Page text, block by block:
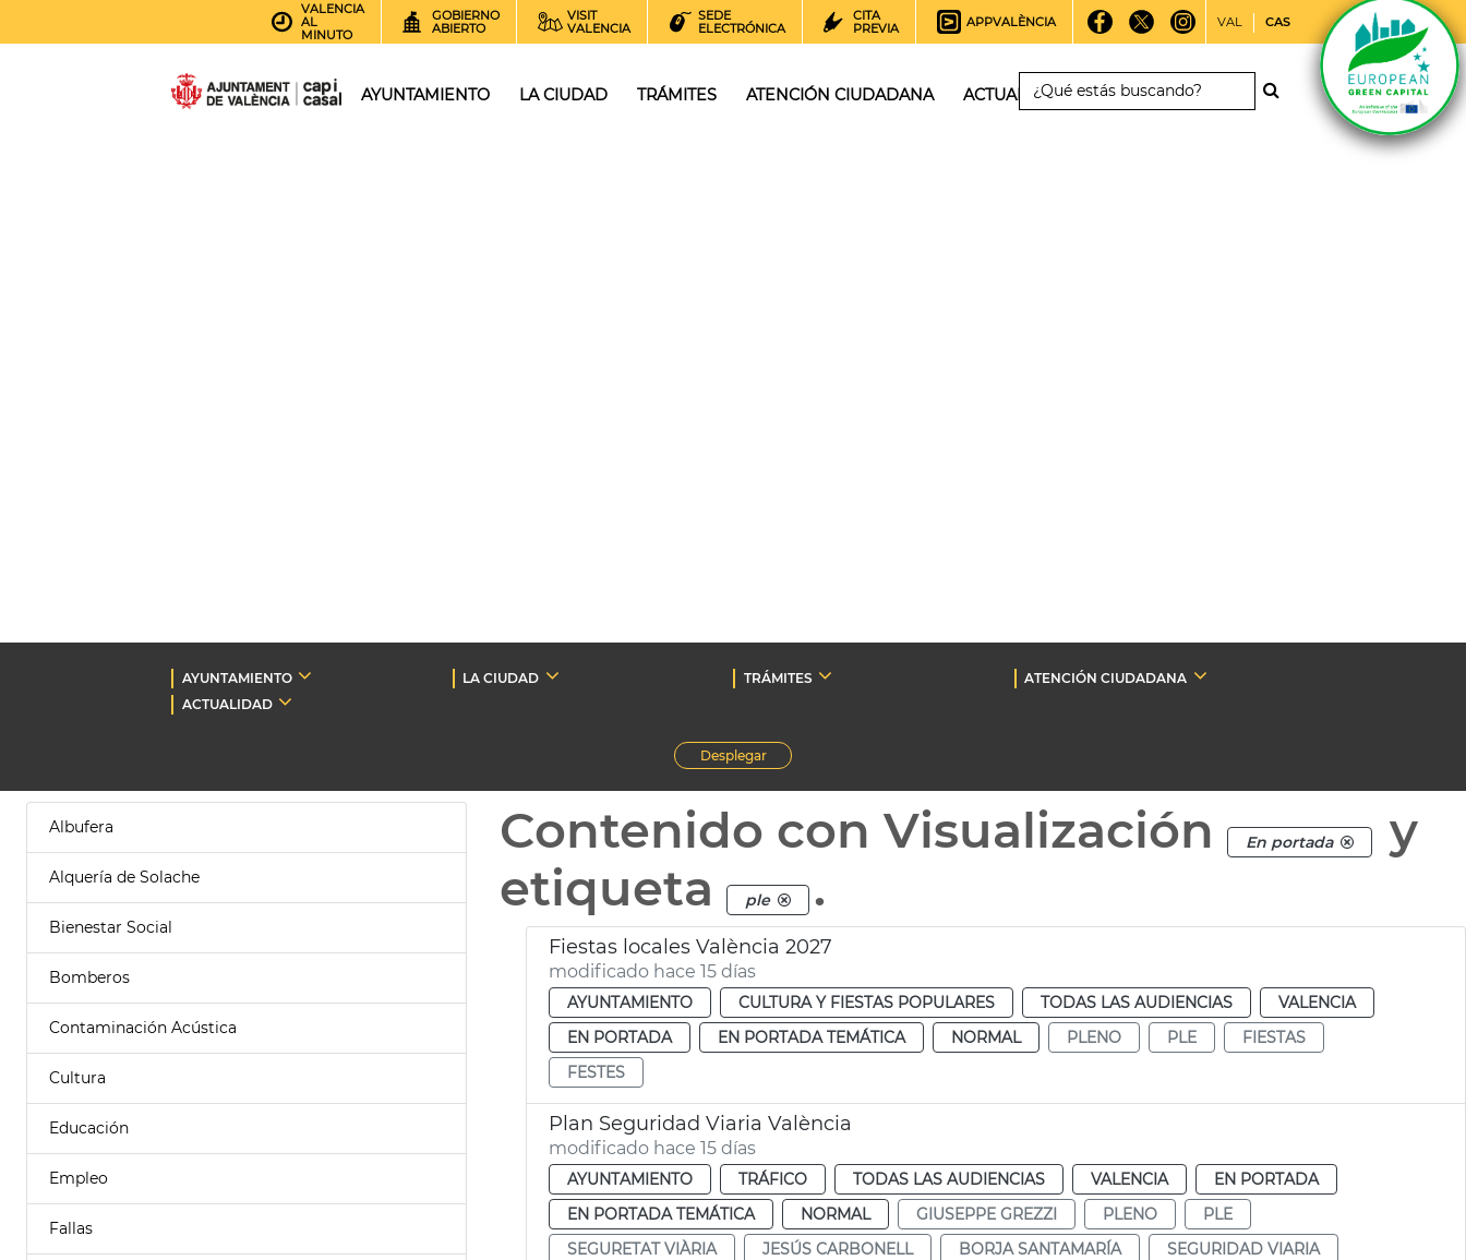
VALENCIA
AL
MINUTO
GOBIERNO
ABIERTO
VISIT
VALENCIA
SEDE
ELECTRÓNICA
CITA
PREVIA
APPVALÈNCIA VAL CAS
AYUNTAMIENTO LA CIUDAD TRÁMITES ATENCIÓN CIUDADANA ACTUALIDAD
AYUNTAMIENTO LA CIUDAD TRÁMITES
ATENCIÓN CIUDADANA
ACTUALIDAD
Desplegar
Albufera
Alquería de Solache
Bienestar Social
Bomberos
Contaminación Acústica
Cultura
Educación
Empleo
Fallas
Contenido con Visualización En portada
y
etiqueta
ple .
Fiestas locales València 2027
modificado hace 15 días
AYUNTAMIENTO CULTURA Y FIESTAS POPULARES TODAS LAS AUDIENCIAS
VALENCIA
EN PORTADA
EN PORTADA TEMÁTICA NORMAL PLENO PLE
FIESTAS
FESTES
Plan Seguridad Viaria València
modificado hace 15 días
AYUNTAMIENTO TRÁFICO TODAS LAS AUDIENCIAS VALENCIA
EN PORTADA
EN PORTADA TEMÁTICA
NORMAL GIUSEPPE GREZZI PLENO
PLE
SEGURETAT VIÀRIA
JESÚS CARBONELL BORJA SANTAMARÍA SEGURIDAD VIARIA